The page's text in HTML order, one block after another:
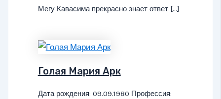
Мегу Кавасима прекрасно знает ответ […]
Голая Мария Арк
Дата рождения: 09.09.1980 Профессия: